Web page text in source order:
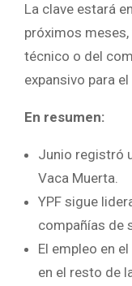
La clave estará
próximos
técnico o del
expansivo para
En resumen:
Junio registró
Vaca Muerta.
YPF sigue
compañías de
El empleo en
en el resto de